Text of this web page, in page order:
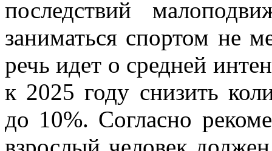
последствий
заниматься спортом не
речь идет о средней
к 2025 году снизить
до 10%. Согласно